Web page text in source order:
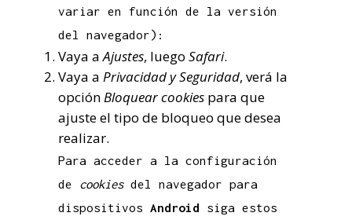
variar en función de la versión
del navegador):
Vaya aAjustes, luego Safari.
Vaya a Privacidad y Seguridad, verá la
opciónBloquear cookies para que
ajuste el tipo de bloqueo que desea
realizar.
Para acceder a la configuración
de cookiesdel navegador para
dispositivos Android siga estos